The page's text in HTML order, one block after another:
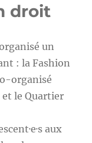
droit
un
: la Fashion
organisé
le Quartier
aux